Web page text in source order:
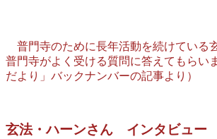
普門寺のために長年活動を続けている
普門寺がよく受ける質問に答えてもらい
だより」バックナンバーの記事より）
玄法・ハーンさん インタビュー